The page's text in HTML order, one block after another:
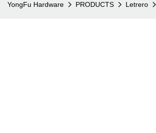
YongFu Hardware PRODUCTS Letrero